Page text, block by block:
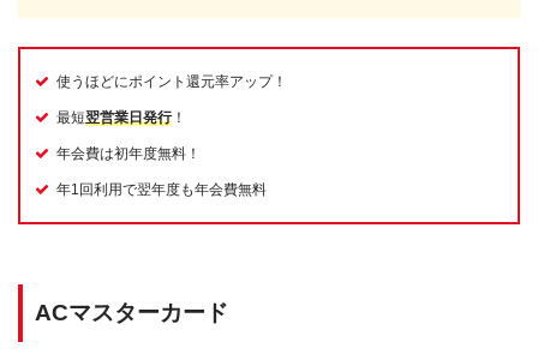
使うほどにポイント還元率アップ！
最短翌営業日発行！
年会費は初年度無料！
年1回利用で翌年度も年会費無料
ACマスターカード